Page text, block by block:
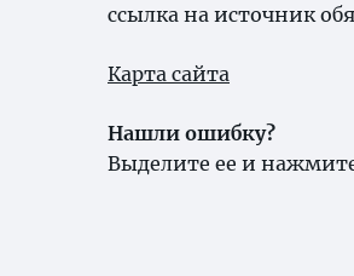
ссылка на источник
Карта сайта
Нашли ошибку?
Выделите ее и